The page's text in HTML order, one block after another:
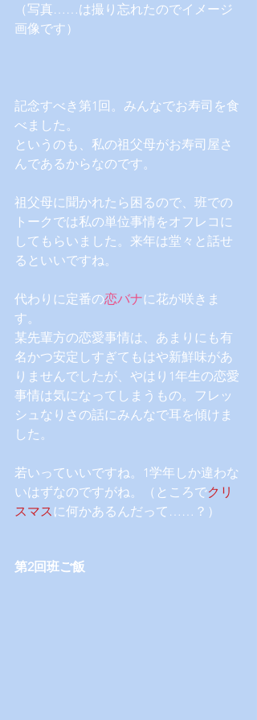
（写真……は撮り忘れたのでイメージ
画像です）
記念すべき第1回。みんなでお寿司を食
べました。
というのも、私の祖父母がお寿司屋さ
んであるからなのです。
祖父母に聞かれたら困るので、班での
トークでは私の単位事情をオフレコに
してもらいました。来年は堂々と話せ
るといいですね。
代わりに定番の恋バナに花が咲きま
す。
某先輩方の恋愛事情は、あまりにも有
名かつ安定しすぎてもはや新鮮味があ
りませんでしたが、やはり1年生の恋愛
事情は気になってしまうもの。フレッ
シュなりさの話にみんなで耳を傾けま
した。
若いっていいですね。1学年しか違わな
いはずなのですがね。（ところでクリ
スマスに何かあるんだって……？）
第2回班ご飯